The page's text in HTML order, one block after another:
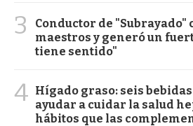
3
Conductor de "Subrayado"
maestros y generó un
tiene sentido"
4 Hígado graso: seis
ayudar a cuidar la salud
hábitos que las